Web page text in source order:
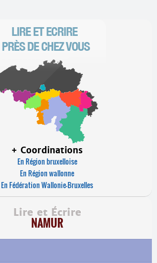
+ Coordinations
En Région bruxelloise
En Région wallonne
En Fédération Wallonie-Bruxelles
Lire et Écrire
NAMUR